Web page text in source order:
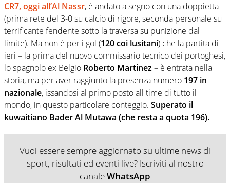
CR7, oggi all’Al Nassr, è andato a segno con una doppietta
(prima rete del 3-0 su calcio di rigore, seconda personale su
terrificante fendente sotto la traversa su punizione dal
limite). Ma non è per i gol (120 coi lusitani) che la partita di
ieri – la prima del nuovo commissario tecnico dei portoghesi,
lo spagnolo ex Belgio Roberto Martinez– è entrata nella
storia, ma per aver raggiunto la presenza numero 197 in
nazionale, issandosi al primo posto all time di tutto il
mondo, in questo particolare conteggio. Superato il
kuwaitiano Bader Al Mutawa (che resta a quota 196).
Vuoi essere sempre aggiornato su ultime news di
sport, risultati ed eventi live? Iscriviti al nostro
canaleWhatsApp